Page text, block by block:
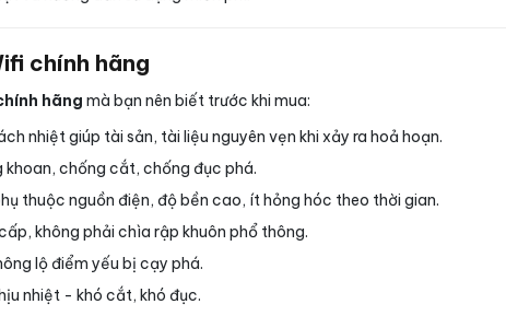
chính hãng
hãng mà bạn nên biết trước khi mua:
nhiệt giúp tài sản, tài liệu nguyên vẹn khi xảy ra hoả hoạn.
chống cắt, chống đục phá.
thuộc nguồn điện, độ bền cao, ít hỏng hóc theo thời gian.
không phải chìa rập khuôn phổ thông.
lộ điểm yếu bị cạy phá.
nhiệt - khó cắt, khó đục.